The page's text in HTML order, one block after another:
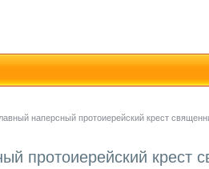
наперсный протоиерейский крест
протоиерейский крест